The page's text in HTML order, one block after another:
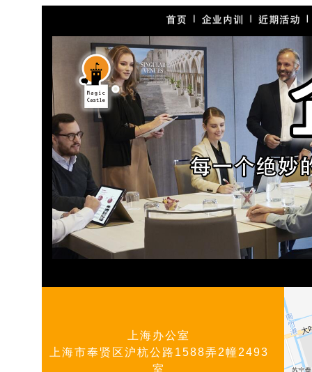
上海办公室
上海市奉贤区沪杭公路1588弄2幢2493
室